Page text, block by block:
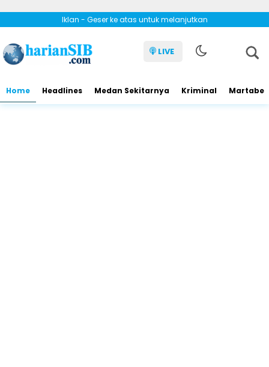
Iklan - Geser ke atas untuk melanjutkan
LIVE
Home Headlines Medan Sekitarnya Kriminal Martabe